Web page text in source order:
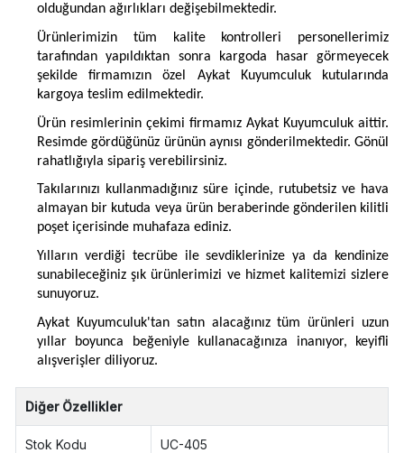
olduğundan ağırlıkları değişebilmektedir.
Ürünlerimizin tüm kalite kontrolleri personellerimiz
tarafından yapıldıktan sonra kargoda hasar görmeyecek
şekilde firmamızın özel Aykat Kuyumculuk kutularında
kargoya teslim edilmektedir.
Ürün resimlerinin çekimi firmamız Aykat Kuyumculuk aittir.
Resimde gördüğünüz ürünün aynısı gönderilmektedir. Gönül
rahatlığıyla sipariş verebilirsiniz.
Takılarınızı kullanmadığınız süre içinde, rutubetsiz ve hava
almayan bir kutuda veya ürün beraberinde gönderilen kilitli
poşet içerisinde muhafaza ediniz.
Yılların verdiği tecrübe ile sevdiklerinize ya da kendinize
sunabileceğiniz şık ürünlerimizi ve hizmet kalitemizi sizlere
sunuyoruz.
Aykat Kuyumculuk'tan satın alacağınız tüm ürünleri uzun
yıllar boyunca beğeniyle kullanacağınıza inanıyor, keyifli
alışverişler diliyoruz.
Diğer Özellikler
Stok Kodu UC-405